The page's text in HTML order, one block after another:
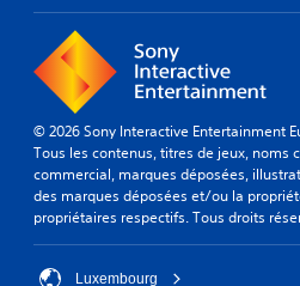
© 2026 Sony Interactive Entertainment
Tous les contenus, titres de jeux,
commercial, marques déposées,
des marques déposées et/ou la
propriétaires respectifs. Tous droits
Luxembourg